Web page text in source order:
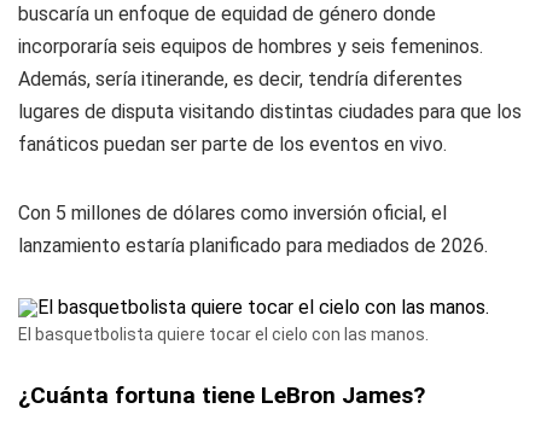
buscaría un enfoque de equidad de género donde
incorporaría seis equipos de hombres y seis femeninos.
Además, sería itinerande, es decir, tendría diferentes
lugares de disputa visitando distintas ciudades para que los
fanáticos puedan ser parte de los eventos en vivo.
Con 5 millones de dólares como inversión oficial, el
lanzamiento estaría planificado para mediados de 2026.
El basquetbolista quiere tocar el cielo con las manos.
¿Cuánta fortuna tiene LeBron James?